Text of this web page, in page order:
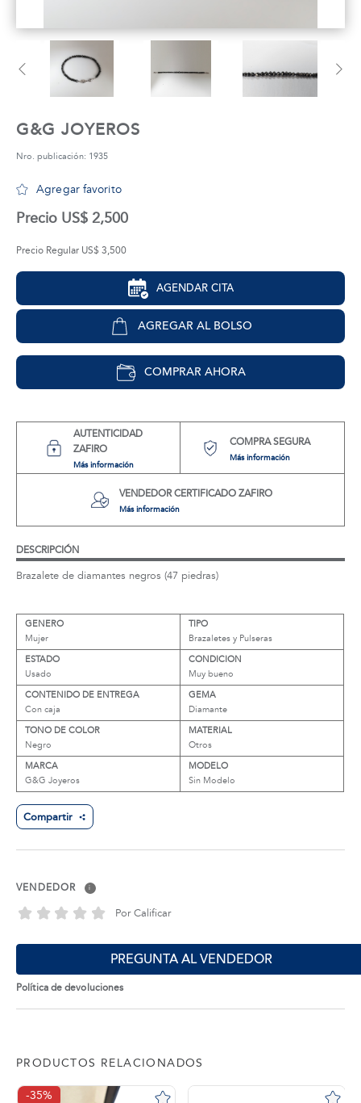
G&G JOYEROS
Nro. publicación: 1935
Agregar favorito
Precio US$ 2,500
Precio Regular US$ 3,500
AGENDAR CITA
AGREGAR AL BOLSO
COMPRAR AHORA
AUTENTICIDAD
ZAFIRO
Más información
COMPRA SEGURA
Más información
VENDEDOR CERTIFICADO ZAFIRO
Más información
DESCRIPCIÓN
Brazalete de diamantes negros (47 piedras)
GENERO
Mujer
TIPO
Brazaletes y Pulseras
ESTADO
Usado
CONDICION
Muy bueno
CONTENIDO DE ENTREGA
Con caja
GEMA
Diamante
TONO DE COLOR
Negro
MATERIAL
Otros
MARCA
G&G Joyeros
MODELO
Sin Modelo
Compartir
VENDEDOR i
Por Calificar
PREGUNTA AL VENDEDOR
Política de devoluciones
PRODUCTOS RELACIONADOS
-35%